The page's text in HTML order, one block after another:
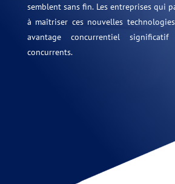
semblent sans fin. Les entreprises qui
à maîtriser ces nouvelles
avantage concurrentiel
concurrents.